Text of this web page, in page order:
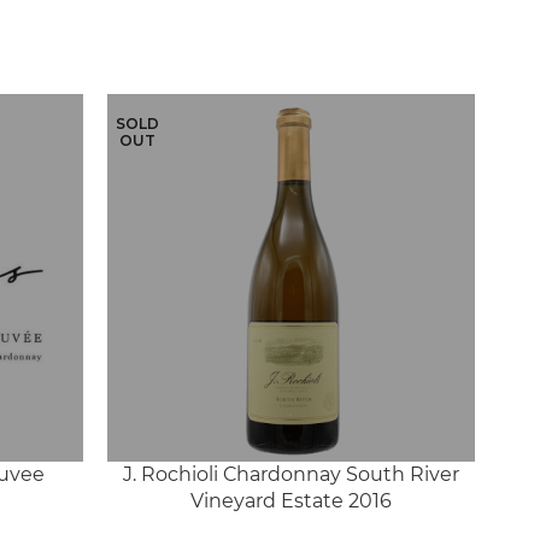
SOLD
OUT
J. Rochioli Chardonnay South River
Vineyard Estate 2016